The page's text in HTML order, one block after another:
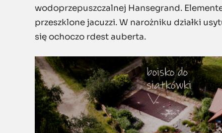
wodoprzepuszczalnej Hansegrand.
przeszklone jacuzzi. W narożniku działki
się ochoczo rdest auberta.